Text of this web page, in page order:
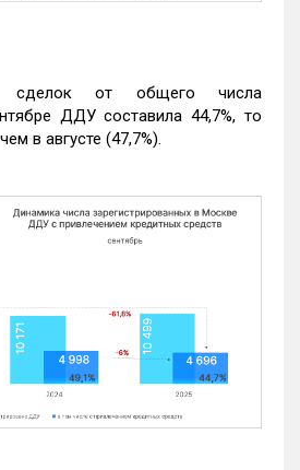
сделок от общего числа
ДДУ составила 44,7%, то
в августе (47,7%).